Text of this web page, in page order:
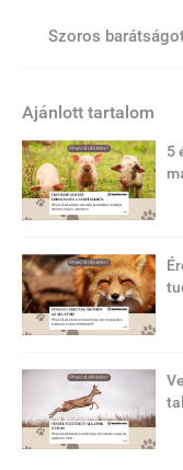
Szoros
Ajánlott tartalom
5